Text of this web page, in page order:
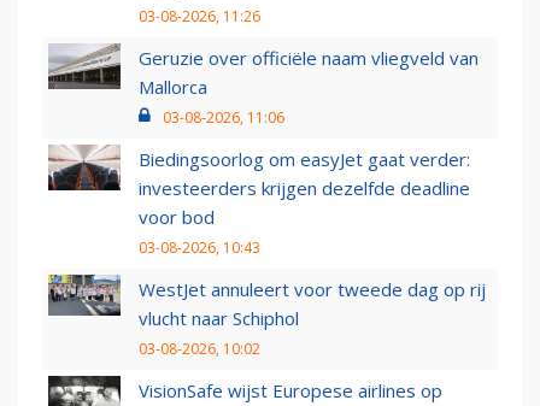
03-08-2026, 11:26
Geruzie over officiële naam vliegveld van
Mallorca
03-08-2026, 11:06
Biedingsoorlog om easyJet gaat verder:
investeerders krijgen dezelfde deadline
voor bod
03-08-2026, 10:43
WestJet annuleert voor tweede dag op rij
vlucht naar Schiphol
03-08-2026, 10:02
VisionSafe wijst Europese airlines op